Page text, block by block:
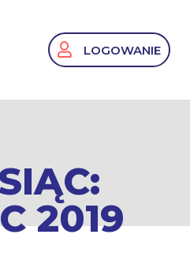
LOGOWANIE
2019